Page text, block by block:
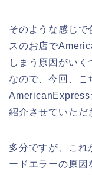
そのような感じで
スのお店で
しまう原因がいく
なので、今回、こ
AmericanExpress
紹介させていただ
多分ですが、こ
ードエラーの原